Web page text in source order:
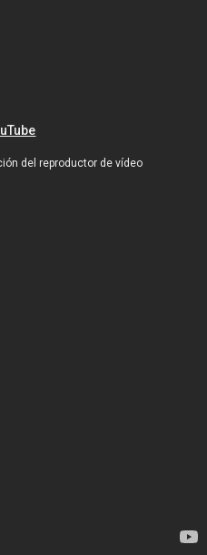
del reproductor de vídeo